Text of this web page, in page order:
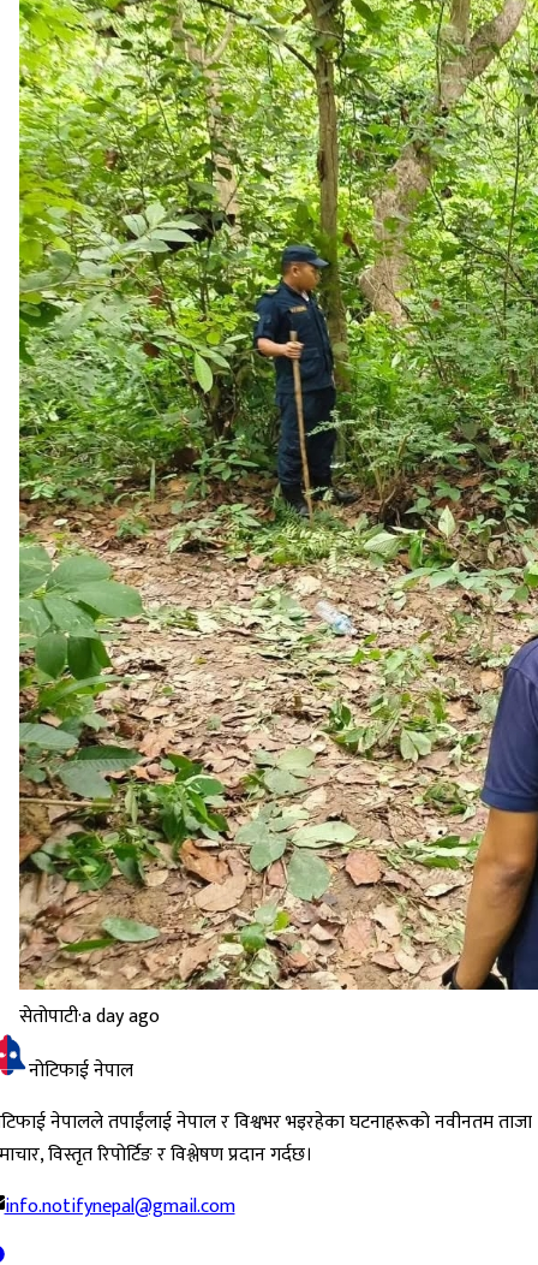
सेतोपाटी·a day ago
नोटिफाई नेपाल
नेपालले तपाईंलाई नेपाल र विश्वभर भइरहेका घटनाहरूको नवीनतम ताजा
विस्तृत रिपोर्टिङ र विश्लेषण प्रदान गर्दछ।
info.notifynepal@gmail.com